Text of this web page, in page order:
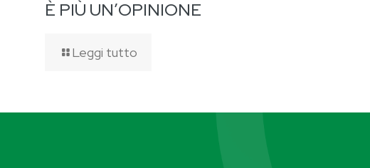
È PIÙ UN’OPINIONE
Leggi tutto